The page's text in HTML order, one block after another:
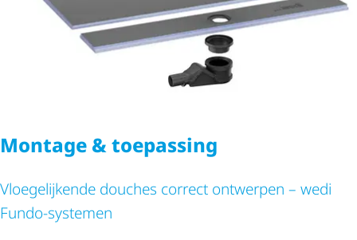
Montage & toepassing
Vloegelijkende douches correct ontwerpen – wedi
Fundo-systemen